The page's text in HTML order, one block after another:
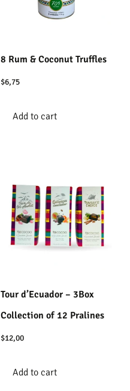
8 Rum & Coconut Truffles
$6,75
Add to cart
Tour d’Ecuador – 3Box
Collection of 12 Pralines
$12,00
Add to cart